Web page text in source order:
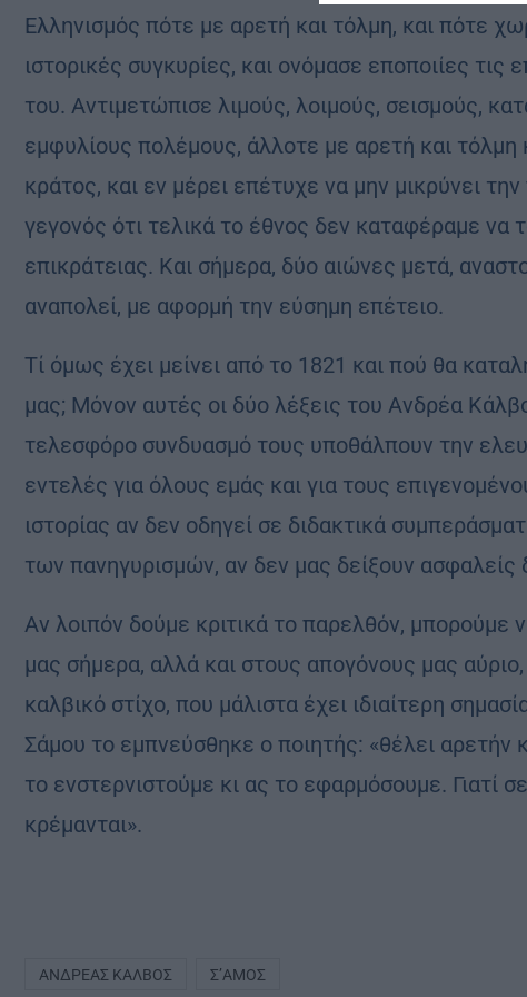
Ελληνισμός πότε με αρετή και τόλμη, και πότε
ιστορικές συγκυρίες, και ονόμασε εποποιίες τις
του. Αντιμετώπισε λιμούς, λοιμούς, σεισμούς,
εμφυλίους πολέμους, άλλοτε με αρετή και
κράτος, και εν μέρει επέτυχε να μην μικρύνει
γεγονός ότι τελικά το έθνος δεν καταφέραμε να
επικράτειας. Και σήμερα, δύο αιώνες μετά,
αναπολεί, με αφορμή την εύσημη επέτειο.
Τί όμως έχει μείνει από το 1821 και πού θα
μας; Μόνον αυτές οι δύο λέξεις του Ανδρέα
τελεσφόρο συνδυασμό τους υποθάλπουν την
εντελές για όλους εμάς και για τους
ιστορίας αν δεν οδηγεί σε διδακτικά
των πανηγυρισμών, αν δεν μας δείξουν ασφαλείς
Αν λοιπόν δούμε κριτικά το παρελθόν, μπορούμε
μας σήμερα, αλλά και στους απογόνους μας
καλβικό στίχο, που μάλιστα έχει ιδιαίτερη
Σάμου το εμπνεύσθηκε ο ποιητής: «θέλει αρετήν
το ενστερνιστούμε κι ας το εφαρμόσουμε. Γιατί
κρέμανται».
ΑΝΔΡΈΑΣ ΚΆΛΒΟΣ Σ’ΑΜΟΣ